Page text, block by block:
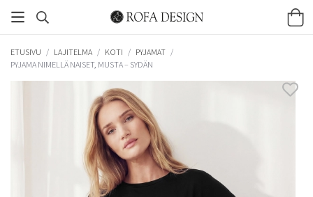
ETUSIVU / LAJITELMA / KOTI / PYJAMAT /
PYJAMA NIMELLÄ NAISET, MUSTA – SYDÄN